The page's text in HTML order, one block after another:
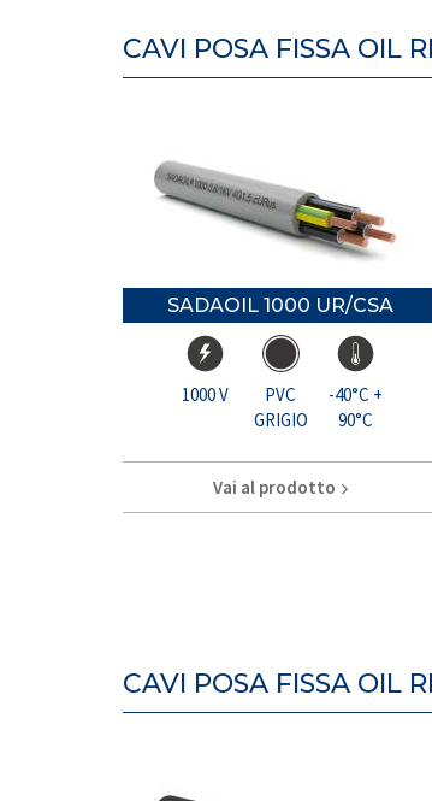
CAVI POSA FISSA OIL
SADAOIL 1000 UR/CSA
1000 V
PVC
GRIGIO
-40°C +
90°C
Vai al prodotto
CAVI POSA FISSA OIL